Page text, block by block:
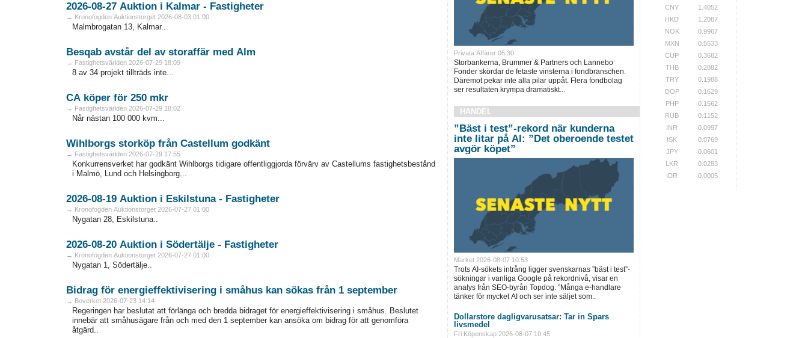
2026-08-27 Auktion i Kalmar - Fastigheter
→ Kronofogden Auktionstorget 2026-08-03 01:00
Malmbrogatan 13, Kalmar..
Besqab avstår del av storaffär med Alm
→ Fastighetsvärlden 2026-07-29 18:09
8 av 34 projekt tillträds inte...
CA köper för 250 mkr
→ Fastighetsvärlden 2026-07-29 18:02
Når nästan 100 000 kvm...
Wihlborgs storköp från Castellum godkänt
→ Fastighetsvärlden 2026-07-29 17:55
Konkurrensverket har godkänt Wihlborgs tidigare offentliggjorda förvärv av Castellums fastighetsbestånd
i Malmö, Lund och Helsingborg...
2026-08-19 Auktion i Eskilstuna - Fastigheter
→ Kronofogden Auktionstorget 2026-07-27 01:00
Nygatan 28, Eskilstuna..
2026-08-20 Auktion i Södertälje - Fastigheter
→ Kronofogden Auktionstorget 2026-07-27 01:00
Nygatan 1, Södertälje..
Bidrag för energieffektivisering i småhus kan sökas från 1 september
→ Boverket 2026-07-23 14:14
Regeringen har beslutat att förlänga och bredda bidraget för energieffektivisering i småhus. Beslutet
innebär att småhusägare från och med den 1 september kan ansöka om bidrag för att genomföra
åtgärd..
Privata Affärer 05:30
Storbankerna, Brummer & Partners och Lannebo
Fonder skördar de fetaste vinsterna i fondbranschen.
Däremot pekar inte alla pilar uppåt. Flera fondbolag
ser resultaten krympa dramatiskt...
HANDEL
”Bäst i test”-rekord när kunderna
inte litar på AI: ”Det oberoende testet
avgör köpet”
Market 2026-08-07 10:53
Trots AI-sökets intrång ligger svenskarnas ”bäst i test”-
sökningar i vanliga Google på rekordnivå, visar en
analys från SEO-byrån Topdog. ”Många e-handlare
tänker för mycket AI och ser inte säljet som..
Dollarstore dagligvarusatsar: Tar in Spars
livsmedel
Fri Köpenskap 2026-08-07 10:45
CNY
1.4052
HKD
1.2087
NOK
0.9967
MXN
0.5533
CUP
0.3682
THB
0.2882
TRY
0.1988
DOP
0.1629
PHP
0.1562
RUB
0.1152
INR
0.0997
ISK
0.0769
JPY
0.0601
LKR
0.0283
IDR
0.0005